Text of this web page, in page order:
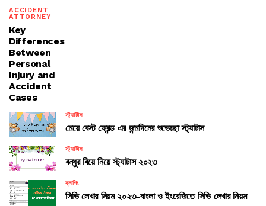
ACCIDENT
ATTORNEY
Key
Differences
Between
Personal
Injury and
Accident
Cases
স্ট্যাটাস
মেয়ে বেস্ট ফ্রেন্ড এর জন্মদিনের শুভেচ্ছা স্ট্যাটাস
স্ট্যাটাস
বন্ধুর বিয়ে নিয়ে স্ট্যাটাস ২০২৩
ব্লগিং
সিভি লেখার নিয়ম ২০২৩-বাংলা ও ইংরেজিতে সিভি লেখার নিয়ম